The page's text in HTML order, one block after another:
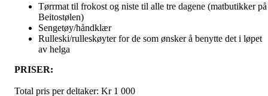
Tørrmat til frokost og niste til alle tre dagene (matbutikker på
Beitostølen)
Sengetøy/håndklær
Rulleski/rulleskøyter for de som ønsker å benytte det i løpet
av helga
PRISER:
Total pris per deltaker: Kr 1 000